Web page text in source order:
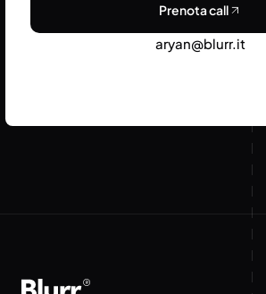
Prenota call
aryan@blurr.it